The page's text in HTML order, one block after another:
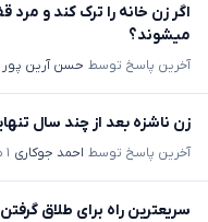
اگر زن خانه را ترک کند و
میشوند؟
آخرین پاسخ توسط حسن آرین پور
زن ناشزه بعد از چند سال
آخرین پاسخ توسط احمد جوکاری ۱ ماه پیش
سریعترین راه برای طلاق